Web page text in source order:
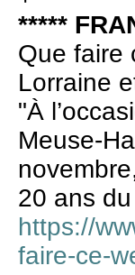
*****
Que faire
Lorraine
"À
Meuse-
20 ans
https://
faire-ce-